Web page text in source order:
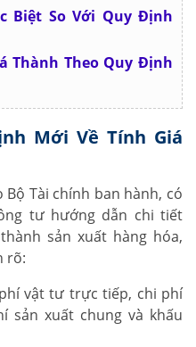
Biệt So Với Quy Định
Thành Theo Quy Định
Mới Về Tính Giá
Bộ Tài chính ban hành, có
tư hướng dẫn chi tiết
sản xuất hàng hóa,
rõ:
vật tư trực tiếp, chi phí
sản xuất chung và khấu